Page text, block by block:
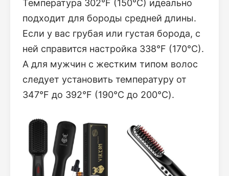
Температура 302°F (150°C) идеально
подходит для бороды средней длины.
Если у вас грубая или густая борода, с
ней справится настройка 338°F (170°C).
А для мужчин с жестким типом волос
следует установить температуру от
347°F до 392°F (190°С до 200°С).